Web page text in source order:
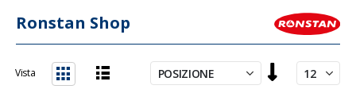
Ronstan Shop
la
Vista